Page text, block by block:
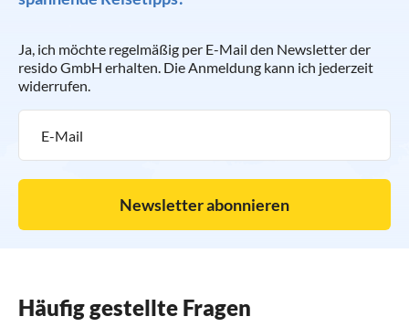
Ja, ich möchte regelmäßig per E-Mail den Newsletter der
resido GmbH erhalten. Die Anmeldung kann ich jederzeit
widerrufen.
Newsletter abonnieren
Häufig gestellte Fragen